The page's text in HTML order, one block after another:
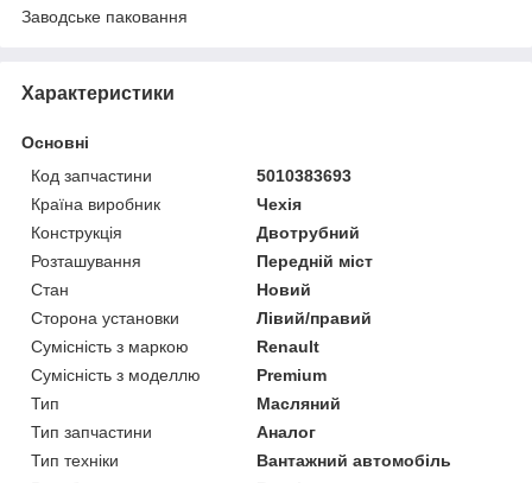
Заводське паковання
Характеристики
Основні
Код запчастини
5010383693
Країна виробник
Чехія
Конструкція
Двотрубний
Розташування
Передній міст
Стан
Новий
Сторона установки
Лівий/правий
Сумісність з маркою
Renault
Сумісність з моделлю
Premium
Тип
Масляний
Тип запчастини
Аналог
Тип техніки
Вантажний автомобіль